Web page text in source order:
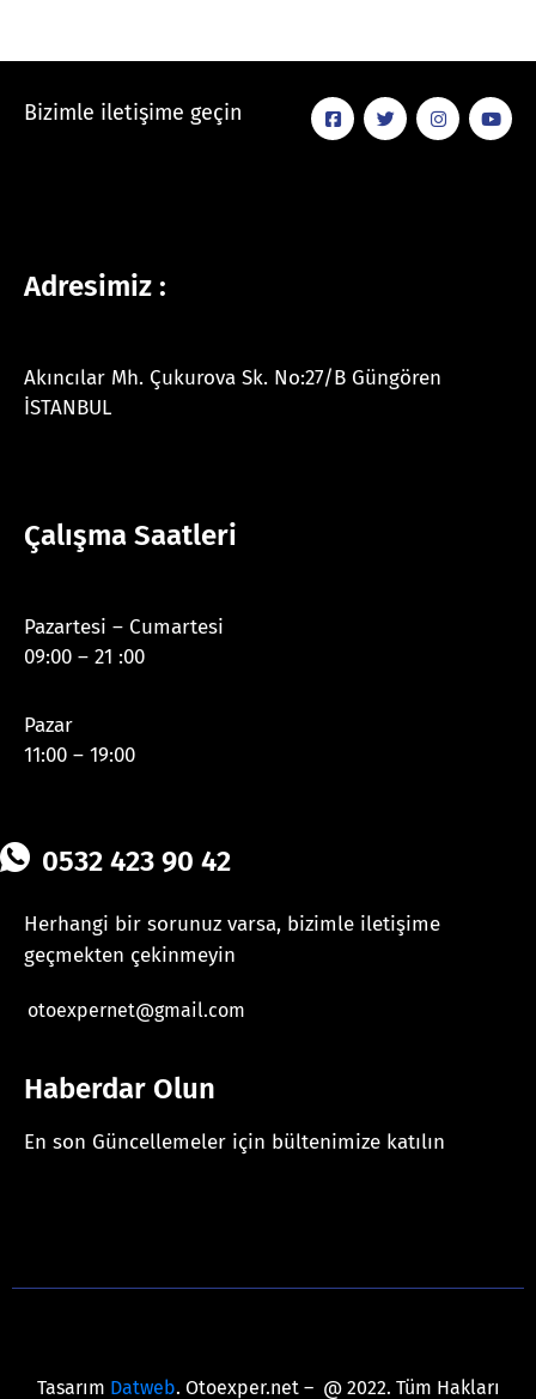
Bizimle iletişime geçin
Adresimiz :
Akıncılar Mh. Çukurova Sk. No:27/B Güngören
İSTANBUL
Çalışma Saatleri
Pazartesi – Cumartesi
09:00 – 21 :00
Pazar
11:00 – 19:00
0532 423 90 42
Herhangi bir sorunuz varsa, bizimle iletişime
geçmekten çekinmeyin
otoexpernet@gmail.com
Haberdar Olun
En son Güncellemeler için bültenimize katılın
Tasarım Datweb. Otoexper.net – @ 2022. Tüm Hakları